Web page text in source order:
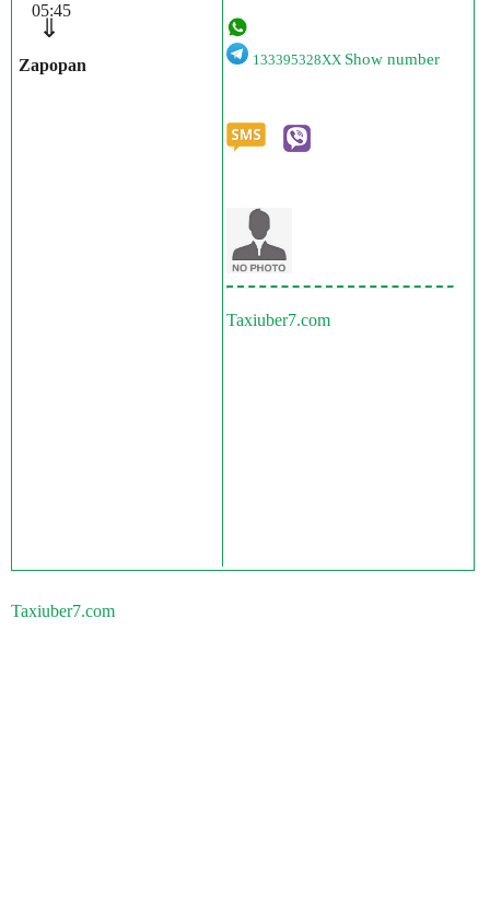
05:45
⇓
Zapopan 133395328XX Show number
Taxiuber7.com
Taxiuber7.com